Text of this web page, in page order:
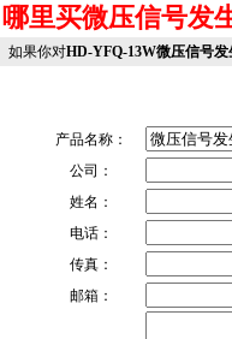
哪里买微压信号发
如果你对HD-YFQ-13W微压信号发
产品名称：
公司：
姓名：
电话：
传真：
邮箱：